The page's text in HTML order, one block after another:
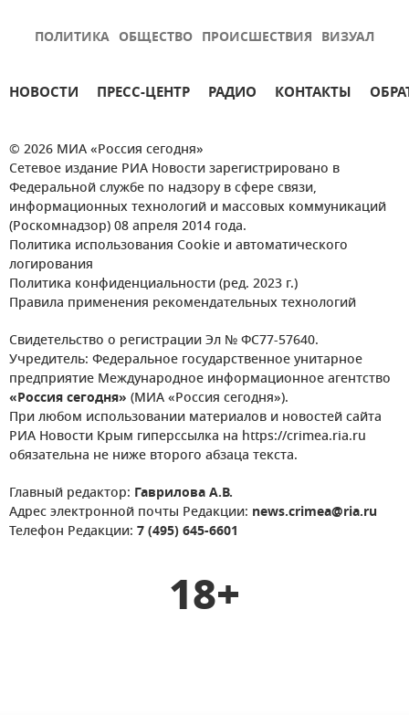
ПОЛИТИКА ОБЩЕСТВО ПРОИСШЕСТВИЯ ВИЗУАЛ
НОВОСТИ ПРЕСС-ЦЕНТР РАДИО КОНТАКТЫ
© 2026 МИА «Россия сегодня»
Сетевое издание РИА Новости зарегистрировано в
Федеральной службе по надзору в сфере связи,
информационных технологий и массовых коммуникаций
(Роскомнадзор) 08 апреля 2014 года.
Политика использования Cookie и автоматического
логирования
Политика конфиденциальности (ред. 2023 г.)
Правила применения рекомендательных технологий
Свидетельство о регистрации Эл № ФС77-57640.
Учредитель: Федеральное государственное унитарное
предприятие Международное информационное агентство
«Россия сегодня» (МИА «Россия сегодня»).
При любом использовании материалов и новостей сайта
РИА Новости Крым гиперссылка на https://crimea.ria.ru
обязательна не ниже второго абзаца текста.
Главный редактор: Гаврилова А.В.
Адрес электронной почты Редакции: news.crimea@ria.ru
Телефон Редакции: 7 (495) 645-6601
18+